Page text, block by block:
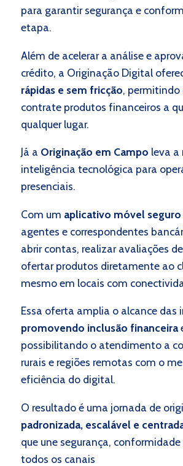
para garantir segurança e
etapa.
Além de acelerar a análise e
crédito, a Originação Digital
rápidas e sem fricção, permitindo
contrate produtos financeiros a
qualquer lugar.
Já a Originação em Campo leva a
inteligência tecnológica para
presenciais.
Com um aplicativo móvel
agentes e correspondentes
abrir contas, realizar avaliações
ofertar produtos diretamente ao
mesmo em locais com
Essa oferta amplia o alcance das
promovendo inclusão financeira
possibilitando o atendimento a
rurais e regiões remotas com o
eficiência do digital.
O resultado é uma jornada de
padronizada, escalável e
que une segurança,
todos os canais